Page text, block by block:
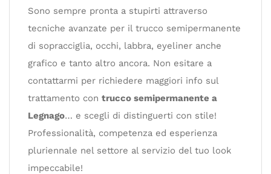
Sono sempre pronta a stupirti attraverso
tecniche avanzate per il trucco semipermanente
di sopracciglia, occhi, labbra, eyeliner anche
grafico e tanto altro ancora. Non esitare a
contattarmi per richiedere maggiori info sul
trattamento con trucco semipermanente a
Legnago… e scegli di distinguerti con stile!
Professionalità, competenza ed esperienza
pluriennale nel settore al servizio del tuo look
impeccabile!